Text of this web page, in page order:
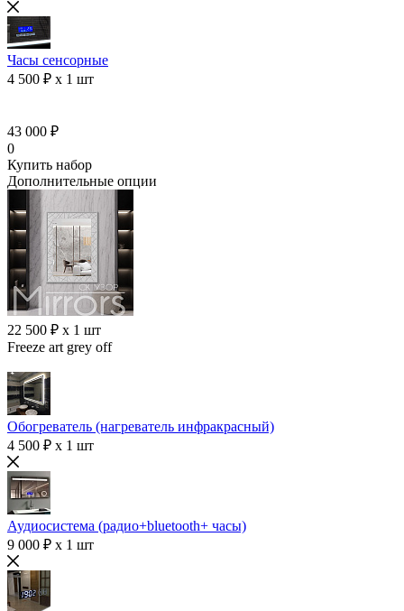
Часы сенсорные
4 500 ₽ x 1 шт
43 000 ₽
0
Купить набор
Дополнительные опции
22 500 ₽ x 1 шт
Freeze art grey off
Обогреватель (нагреватель инфракрасный)
4 500 ₽ x 1 шт
Аудиосистема (радио+bluetooth+ часы)
9 000 ₽ x 1 шт